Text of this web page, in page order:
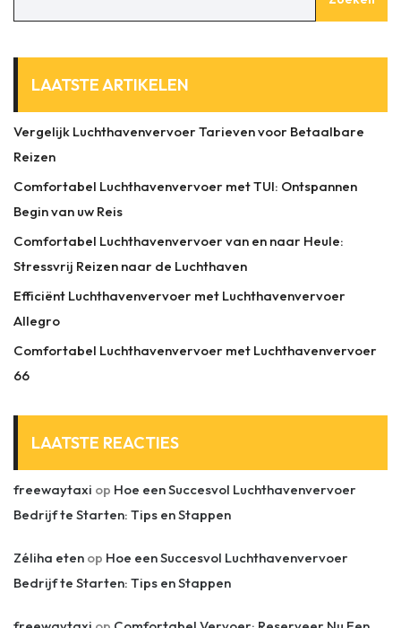
LAATSTE ARTIKELEN
Vergelijk Luchthavenvervoer Tarieven voor Betaalbare
Reizen
Comfortabel Luchthavenvervoer met TUI: Ontspannen
Begin van uw Reis
Comfortabel Luchthavenvervoer van en naar Heule:
Stressvrij Reizen naar de Luchthaven
Efficiënt Luchthavenvervoer met Luchthavenvervoer
Allegro
Comfortabel Luchthavenvervoer met Luchthavenvervoer
66
LAATSTE REACTIES
freewaytaxi op Hoe een Succesvol Luchthavenvervoer
Bedrijf te Starten: Tips en Stappen
Zéliha eten op Hoe een Succesvol Luchthavenvervoer
Bedrijf te Starten: Tips en Stappen